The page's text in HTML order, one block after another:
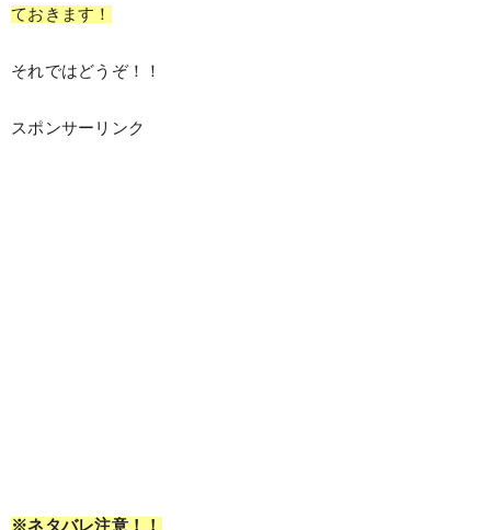
ておきます！
それではどうぞ！！
スポンサーリンク
※ネタバレ注意！！